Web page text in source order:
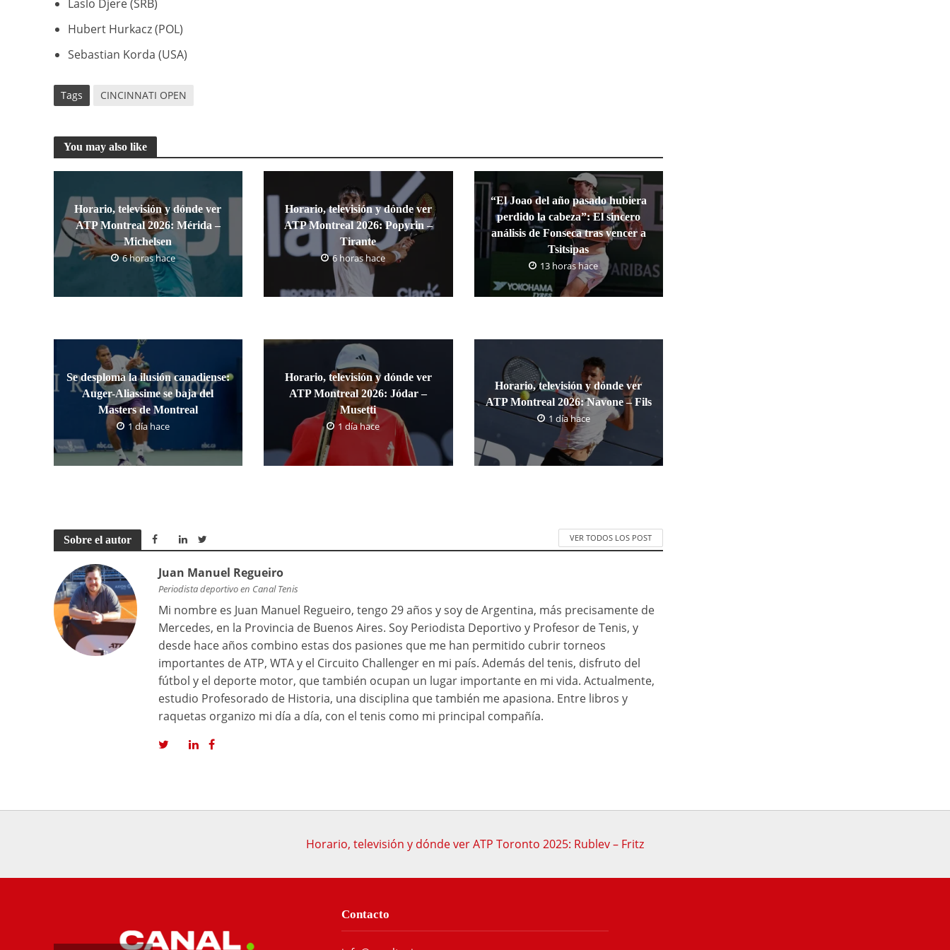
Laslo Djere (SRB)
Hubert Hurkacz (POL)
Sebastian Korda (USA)
Tags CINCINNATI OPEN
You may also like
Horario, televisión y dónde ver
ATP Montreal 2026: Mérida –
Michelsen
6 horas hace
Horario, televisión y dónde ver
ATP Montreal 2026: Popyrin –
Tirante
6 horas hace
“El Joao del año pasado hubiera
perdido la cabeza”: El sincero
análisis de Fonseca tras vencer a
Tsitsipas
13 horas hace
Se desploma la ilusión canadiense:
Auger-Aliassime se baja del
Masters de Montreal
1 día hace
Horario, televisión y dónde ver
ATP Montreal 2026: Jódar –
Musetti
1 día hace
Horario, televisión y dónde ver
ATP Montreal 2026: Navone – Fils
1 día hace
Sobre el autor VER TODOS LOS POST
Juan Manuel Regueiro
Periodista deportivo en Canal Tenis
Mi nombre es Juan Manuel Regueiro, tengo 29 años y soy de Argentina, más precisamente de
Mercedes, en la Provincia de Buenos Aires. Soy Periodista Deportivo y Profesor de Tenis, y
desde hace años combino estas dos pasiones que me han permitido cubrir torneos
importantes de ATP, WTA y el Circuito Challenger en mi país. Además del tenis, disfruto del
fútbol y el deporte motor, que también ocupan un lugar importante en mi vida. Actualmente,
estudio Profesorado de Historia, una disciplina que también me apasiona. Entre libros y
raquetas organizo mi día a día, con el tenis como mi principal compañía.
Horario, televisión y dónde ver ATP Toronto 2025: Rublev – Fritz
Contacto